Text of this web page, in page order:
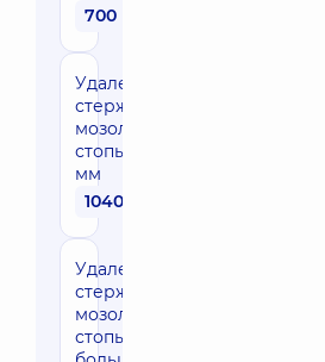
700 грн
Удаление
стержневого
мозоля
стопы, 5-10
мм
1040 грн
Удаление
стержневого
мозоля
стопы,